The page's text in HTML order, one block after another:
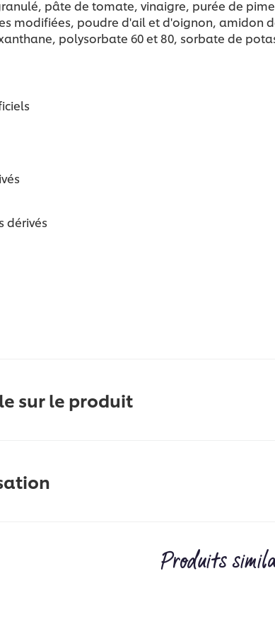
pâte de tomate, vinaigre, purée de
modifiées, poudre d'ail et d'oignon,
polysorbate 60 et 80, sorbate de
dérivés
sur le produit
Produits